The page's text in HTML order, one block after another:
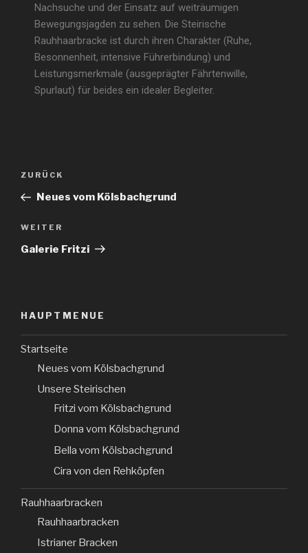
Nachsuche und der Einsatz auf weiträumigen
Bewegungsjagden zu sehen. Die Steirische
Rauhhaarbracke ist durch ihren Charakter (Ruhe,
Besonnenheit, intensive Führerbindung) und
Leistungsmerkmale (ausgeprägter Fährtenwille,
Spurlaut) für beides ein idealer Begleiter.
ZURÜCK
Neues vom Kölsbachgrund
WEITER
Galerie Fritzi
HAUPTMENUE
Startseite
Neues vom Kölsbachgrund
Unsere Steirischen
Fritzi vom Kölsbachgrund
Donna vom Kölsbachgrund
Bella vom Kölsbachgrund
Cira von den Rehköpfen
Rauhhaarbracken
Rauhhaarbracken
Istrianer Bracken